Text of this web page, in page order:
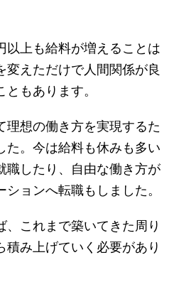
以上も給料が増えることは
変えただけで人間関係が良
もあります。
理想の働き方を実現するた
た。今は給料も休みも多い
職したり、自由な働き方が
ョンへ転職もしました。
、これまで築いてきた周り
み上げていく必要があり